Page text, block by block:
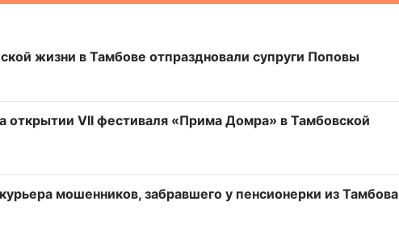
жизни в Тамбове отпраздновали супруги Поповы
VII фестиваля «Прима Домра» в Тамбовской
мошенников, забравшего у пенсионерки из Тамбова